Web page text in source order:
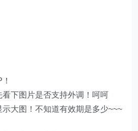
下图片是否支持外调！呵呵
大图！不知道有效期是多少~~~